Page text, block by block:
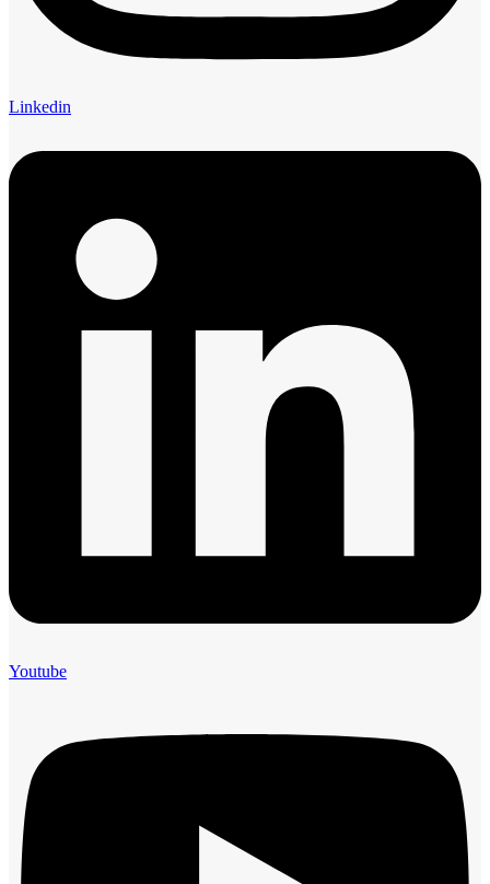
Linkedin
Youtube